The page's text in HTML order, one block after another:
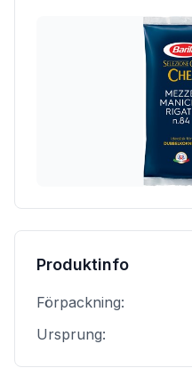
Produktinfo
Förpackning:
Ursprung: